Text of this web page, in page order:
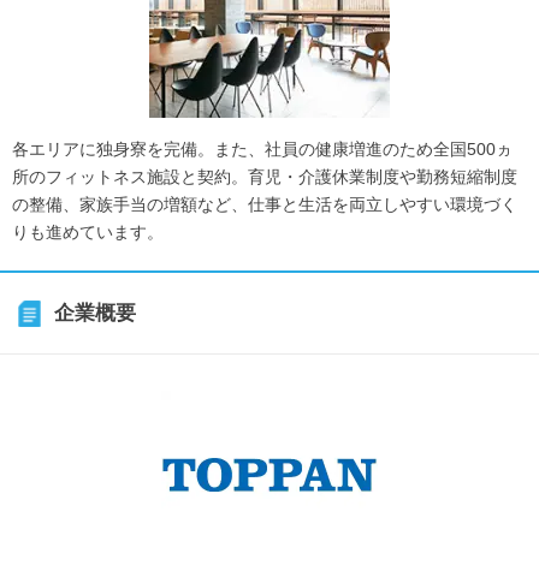
各エリアに独身寮を完備。また、社員の健康増進のため全国500ヵ
所のフィットネス施設と契約。育児・介護休業制度や勤務短縮制度
の整備、家族手当の増額など、仕事と生活を両立しやすい環境づく
りも進めています。
企業概要